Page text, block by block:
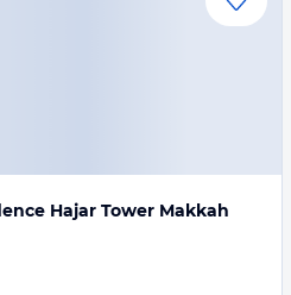
Hajar Tower Makkah